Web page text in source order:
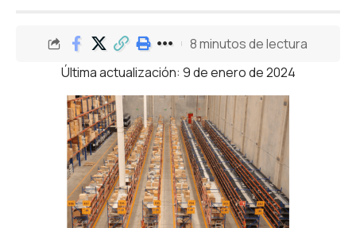
Última actualización: 9 de enero de 2024
8 minutos de lectura